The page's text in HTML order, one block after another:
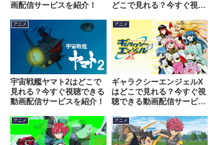
画配信サービスを紹介！
どこで見れる？今すぐ視聴
紹介！
アニメ
宇宙戦艦ヤマト2はどこで
見れる？今すぐ視聴できる
動画配信サービスを紹介！
アニメ
ギャラクシーエンジェルX
はどこで見れる？今すぐ視
聴できる動画配信サービス
アニメ アニメ